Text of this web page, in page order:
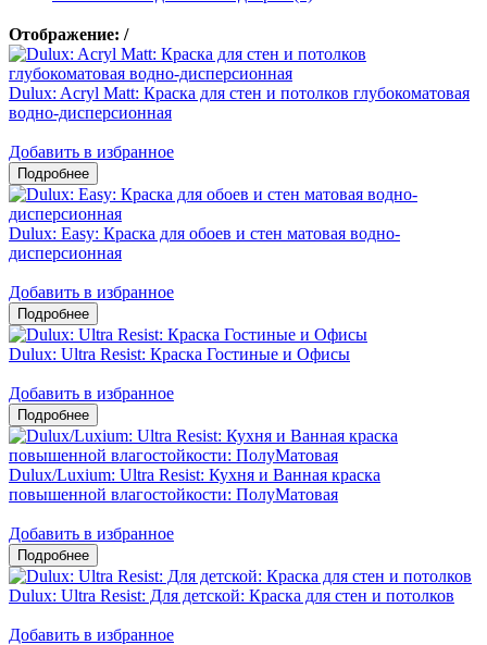
Отображение: /
Dulux: Acryl Matt: Краска для стен и потолков глубокоматовая
водно-дисперсионная
Добавить в избранное
Dulux: Easy: Краска для обоев и стен матовая водно-
дисперсионная
Добавить в избранное
Dulux: Ultra Resist: Краска Гостиные и Офисы
Добавить в избранное
Dulux/Luxium: Ultra Resist: Кухня и Ванная краска
повышенной влагостойкости: ПолуМатовая
Добавить в избранное
Dulux: Ultra Resist: Для детской: Краска для стен и потолков
Добавить в избранное